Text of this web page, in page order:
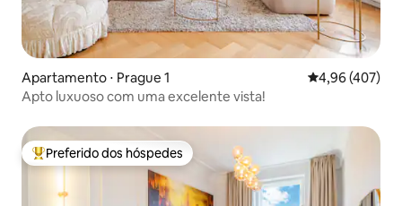
Apartamento ⋅ Prague 1 4,96 de uma
4,96 (407)
Apto luxuoso com uma excelente vista!
Entre os melhores preferidos dos hóspedes
Preferido dos hóspedes